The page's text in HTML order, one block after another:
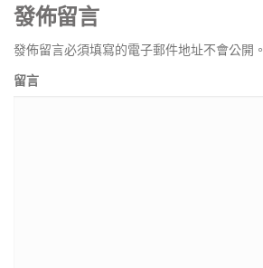
發佈留言
發佈留言必須填寫的電子郵件地址不會公開。
留言